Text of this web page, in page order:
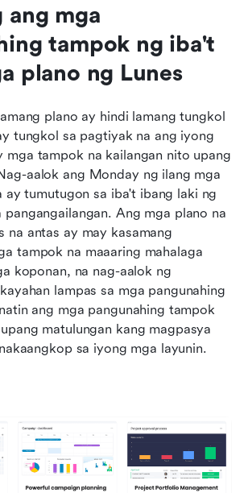
ang mga
tampok ng iba't
plano ng Lunes
plano ay hindi lamang tungkol
tungkol sa pagtiyak na ang iyong
mga tampok na kailangan nito upang
aalok ang Monday ng ilang mga
ay tumutugon sa iba't ibang laki ng
pangangailangan. Ang mga plano na
na antas ay may kasamang
tampok na maaaring mahalaga
koponan, na nag-aalok ng
lampas sa mga pangunahing
ang mga pangunahing tampok
matulungan kang magpasya
sa iyong mga layunin.